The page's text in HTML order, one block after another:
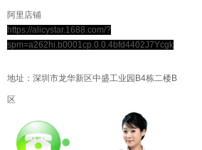
阿里店铺
https://alicystar.1688.com/?
spm=a262hi.b0001cp.0.0.4bfd4402J7Ycgk
地址：深圳市龙华新区中盛工业园B4栋二楼B
区